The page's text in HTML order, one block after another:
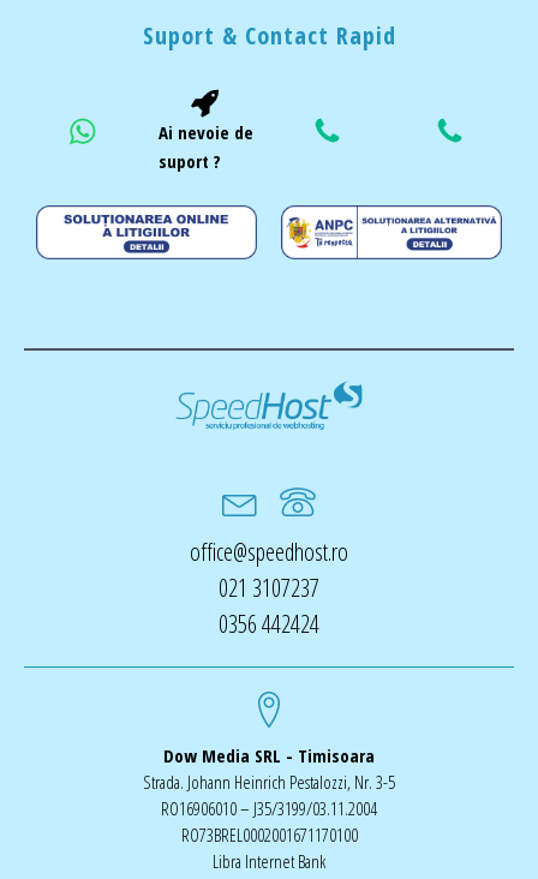
Suport & Contact Rapid
Ai nevoie de
suport ?
office@speedhost.ro
021 3107237
0356 442424
Dow Media SRL - Timisoara
Strada. Johann Heinrich Pestalozzi, Nr. 3-5
RO16906010 – J35/3199/03.11.2004
RO73BREL0002001671170100
Libra Internet Bank